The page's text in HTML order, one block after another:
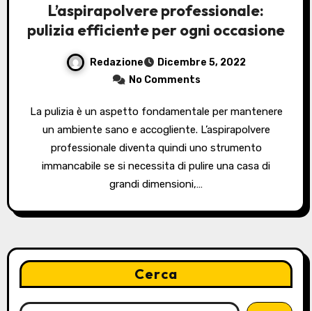
L’aspirapolvere professionale:
pulizia efficiente per ogni occasione
Redazione
Dicembre 5, 2022
No Comments
La pulizia è un aspetto fondamentale per mantenere
un ambiente sano e accogliente. L’aspirapolvere
professionale diventa quindi uno strumento
immancabile se si necessita di pulire una casa di
grandi dimensioni,…
Cerca